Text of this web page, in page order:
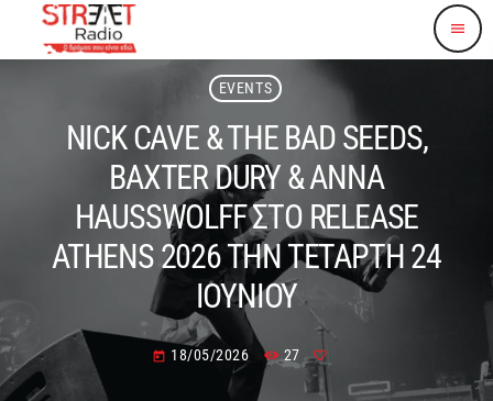
menu
EVENTS
NICK CAVE & THE BAD SEEDS,
BAXTER DURY & ANNA
HAUSSWOLFF ΣΤΟ RELEASE
ATHENS 2026 THN TΕΤΑΡΤΗ 24
ΙΟΥΝΙΟΥ
today 18/05/2026 27